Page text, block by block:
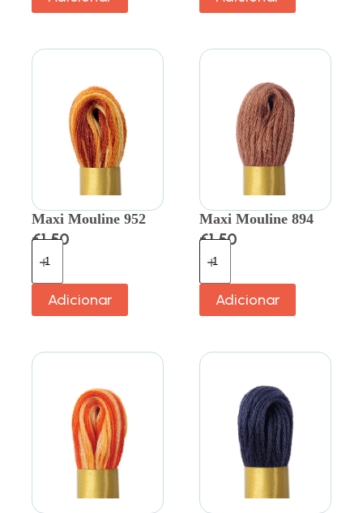
Maxi Mouline 952
€1.50
Adicionar
Maxi Mouline 894
€1.50
Adicionar